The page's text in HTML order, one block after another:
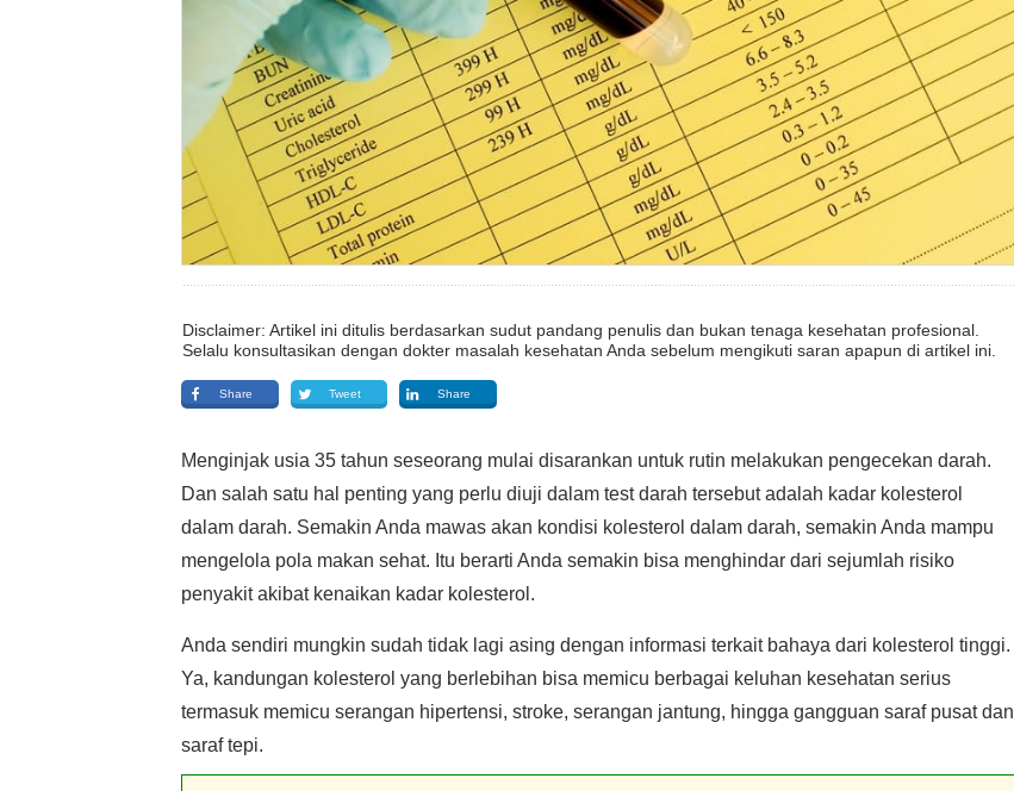
Disclaimer: Artikel ini ditulis berdasarkan sudut pandang penulis dan bukan tenaga kesehatan profesional.
Selalu konsultasikan dengan dokter masalah kesehatan Anda sebelum mengikuti saran apapun di artikel ini.
Share Tweet Share
Menginjak usia 35 tahun seseorang mulai disarankan untuk rutin melakukan pengecekan darah.
Dan salah satu hal penting yang perlu diuji dalam test darah tersebut adalah kadar kolesterol
dalam darah. Semakin Anda mawas akan kondisi kolesterol dalam darah, semakin Anda mampu
mengelola pola makan sehat. Itu berarti Anda semakin bisa menghindar dari sejumlah risiko
penyakit akibat kenaikan kadar kolesterol.
Anda sendiri mungkin sudah tidak lagi asing dengan informasi terkait bahaya dari kolesterol tinggi.
Ya, kandungan kolesterol yang berlebihan bisa memicu berbagai keluhan kesehatan serius
termasuk memicu serangan hipertensi, stroke, serangan jantung, hingga gangguan saraf pusat dan
saraf tepi.